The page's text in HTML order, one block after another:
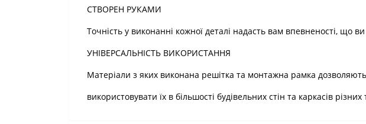
СТВОРЕН РУКАМИ
Точність у виконанні кожної деталі надасть вам впевненості, що
УНІВЕРСАЛЬНІСТЬ ВИКОРИСТАННЯ
Матеріали з яких виконана решітка та монтажна рамка дозволяють
використовувати їх в більшості будівельних стін та каркасів